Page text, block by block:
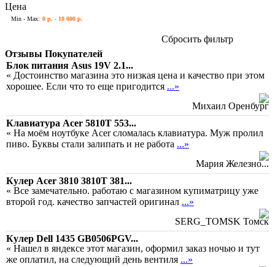
Цена
Min - Max: 0 р. - 10 000 р.
Сбросить фильтр
Отзывы Покупателей
Блок питания Asus 19V 2.1...
« Достоинство магазина это низкая цена и качество при этом
хорошее. Если что то еще пригодится ...»
Михаил Оренбург
Клавиатура Acer 5810T 553...
« На моём ноутбуке Acer сломалась клавиатура. Муж пролил
пиво. Буквы стали залипать и не работа ...»
Мария Железно...
Кулер Acer 3810 3810T 381...
« Все замечательно. работаю с магазином купиматрицу уже
второй год. качество запчастей оригинал ...»
SERG_TOMSK Томск
Кулер Dell 1435 GB0506PGV...
« Нашел в яндексе этот магазин, оформил заказ ночью и тут
же оплатил, на следующий день вентиля ...»